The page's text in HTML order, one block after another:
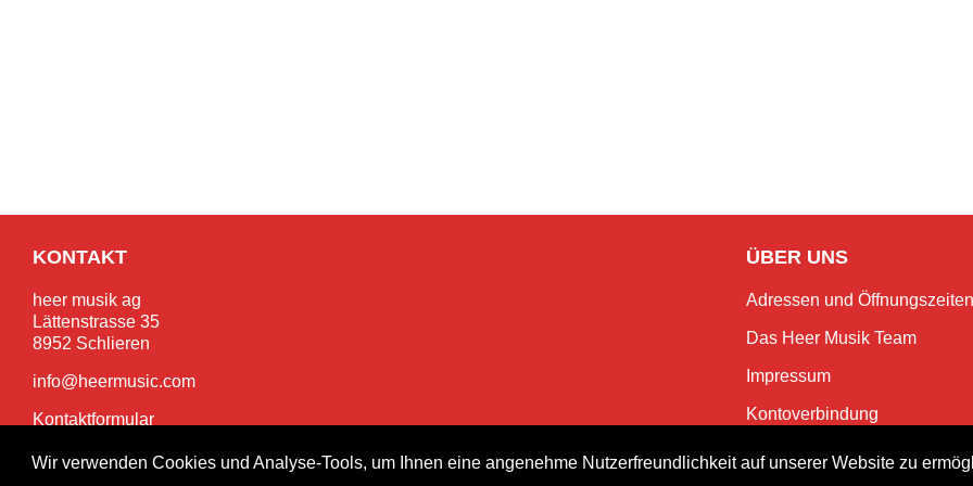
Wir verwenden Cookies und Analyse-Tools, um Ihnen eine angenehme Nutzerfreundlichkeit auf unserer Website zu
KONTAKT
heer musik ag
Lättenstrasse 35
8952 Schlieren
info@heermusic.com
Kontaktformular
ÜBER UNS
Adressen und Öffnungszeiten
Das Heer Musik Team
Impressum
Kontoverbindung
Jobs